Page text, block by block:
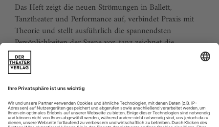
Das Heft zeigt die neuen Strömungen in Ballett,
Tanztheater und Performance auf, verbindet Praxis mit
Theorie und stellt ausführlich die spannendsten
Persönlichkeiten der Szene vor. tanz zeichnet die
Traditionen der Tanzgeschichte nach und stellt
zukunftsweisende Ideen vor. Der Kalender ermöglicht
Tanzliebhabern ihre Reiseplanung in Europa. Eine
aktuelle Liste von Auditions und Workshops sowie der
Schulindex sind unverzichtbar für Profis und das
tanzbegeisterte Publikum.